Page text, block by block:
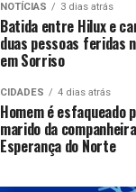
NOTÍCIAS 3 dias atrás
Batida entre Hilux e
duas pessoas feridas
em Sorriso
CIDADES 4 dias atrás
Homem é esfaqueado
marido da
Esperança do Norte